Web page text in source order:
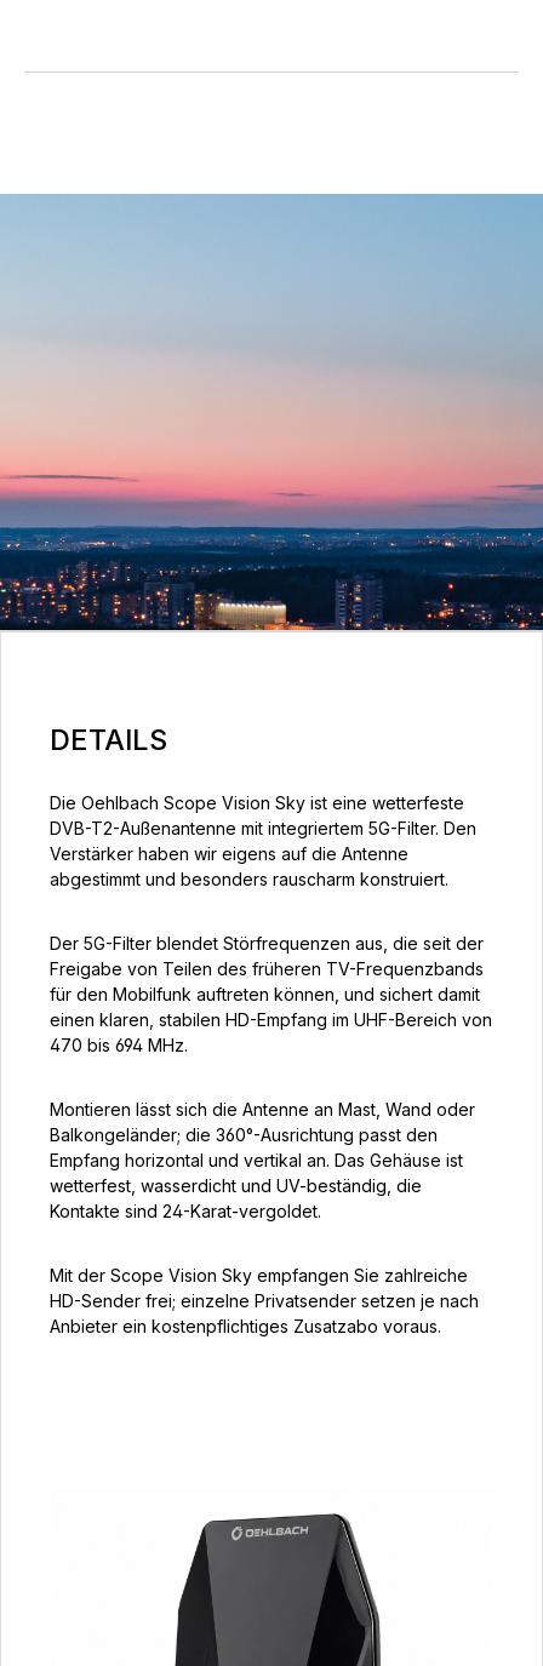
DETAILS
Die Oehlbach Scope Vision Sky ist eine wetterfeste
DVB-T2-Außenantenne mit integriertem 5G-Filter. Den
Verstärker haben wir eigens auf die Antenne
abgestimmt und besonders rauscharm konstruiert.
Der 5G-Filter blendet Störfrequenzen aus, die seit der
Freigabe von Teilen des früheren TV-Frequenzbands
für den Mobilfunk auftreten können, und sichert damit
einen klaren, stabilen HD-Empfang im UHF-Bereich von
470 bis 694 MHz.
Montieren lässt sich die Antenne an Mast, Wand oder
Balkongeländer; die 360°-Ausrichtung passt den
Empfang horizontal und vertikal an. Das Gehäuse ist
wetterfest, wasserdicht und UV-beständig, die
Kontakte sind 24-Karat-vergoldet.
Mit der Scope Vision Sky empfangen Sie zahlreiche
HD-Sender frei; einzelne Privatsender setzen je nach
Anbieter ein kostenpflichtiges Zusatzabo voraus.